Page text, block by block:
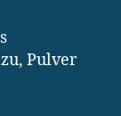
Pulver